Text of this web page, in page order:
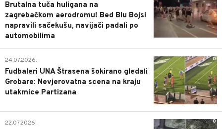
Brutalna tuča huligana na
zagrebačkom aerodromu! Bed Blu Bojsi
napravili sačekušu, navijači padali po
automobilima
0
24.07.2026.
Fudbaleri UNA Štrasena šokirano gledali
Grobare: Nevjerovatna scena na kraju
utakmice Partizana
0
22.07.2026.